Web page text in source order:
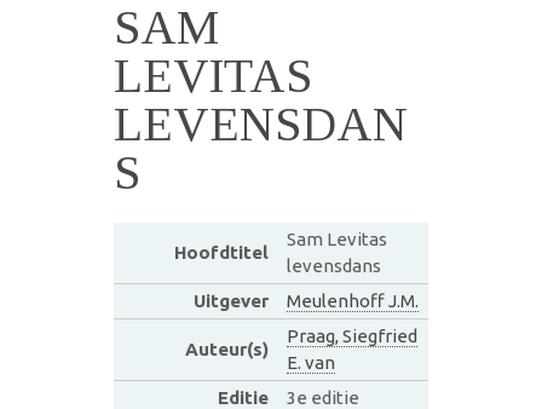
SAM
LEVITAS
LEVENSDAN
S
Hoofdtitel
Sam Levitas
levensdans
Uitgever
Meulenhoff J.M.
Auteur(s)
Praag, Siegfried
E. van
Editie
3e editie